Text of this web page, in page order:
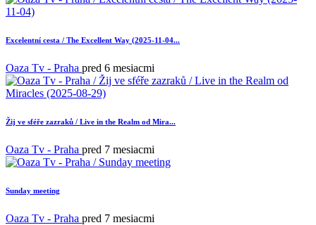
Excelentní cesta / The Excellent Way (2025-11-04...
Oaza Tv - Praha pred 6 mesiacmi
Žij ve sféře zazraků / Live in the Realm od Mira...
Oaza Tv - Praha pred 7 mesiacmi
Sunday meeting
Oaza Tv - Praha pred 7 mesiacmi